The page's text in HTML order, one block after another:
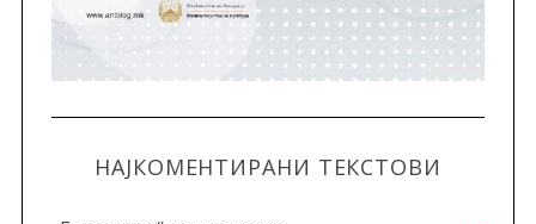
НАЈКОМЕНТИРАНИ ТЕКСТОВИ